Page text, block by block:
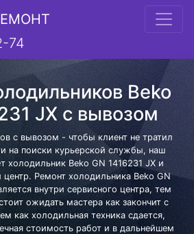
74
Beko
JX с вывозом
с вывозом - чтобы клиент не тратил
на поиски курьерской службы, наш
холодильник Beko GN 1416231 JX и
центр. Ремонт холодильника Beko GN
внутри сервисного центра, тем
ожидать мастера как закончит с
как холодильная техника сдается,
стоимость работ и в дальнейшем